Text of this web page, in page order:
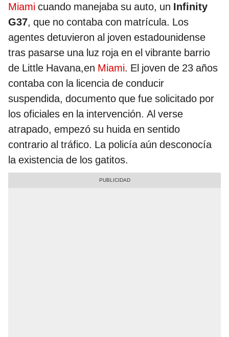
Miami cuando manejaba su auto, un Infinity
G37, que no contaba con matrícula. Los
agentes detuvieron al joven estadounidense
tras pasarse una luz roja en el vibrante barrio
de Little Havana,en Miami. El joven de 23 años
contaba con la licencia de conducir
suspendida, documento que fue solicitado por
los oficiales en la intervención. Al verse
atrapado, empezó su huida en sentido
contrario al tráfico. La policía aún desconocía
la existencia de los gatitos.